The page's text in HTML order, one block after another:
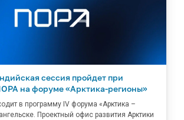
сессия пройдет при
на форуме «Арктика-регионы»
в программу IV форума «Арктика –
Проектный офис развития Арктики